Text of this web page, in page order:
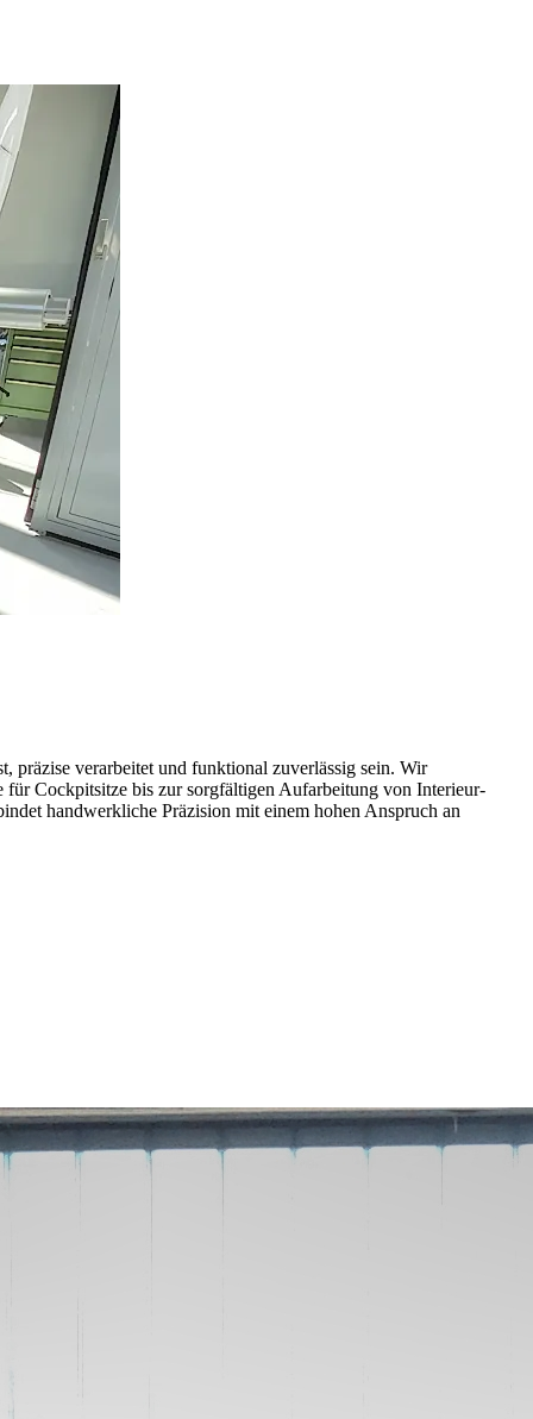
präzise verarbeitet und funktional zuverlässig sein. Wir
Cockpitsitze bis zur sorgfältigen Aufarbeitung von Interieur-
handwerkliche Präzision mit einem hohen Anspruch an